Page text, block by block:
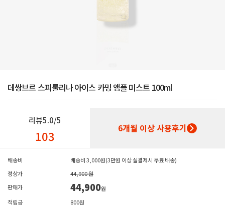
데쌍브르 스피룰리나 아이스 카밍 앰플 미스트 100ml
리뷰5.0/5
103 6개월 이상 사용후기
배송비
배송비 3,000원(3만원 이상 실결제시 무료 배송)
정상가
44,900 원
판매가
44,900원
적립금
800원